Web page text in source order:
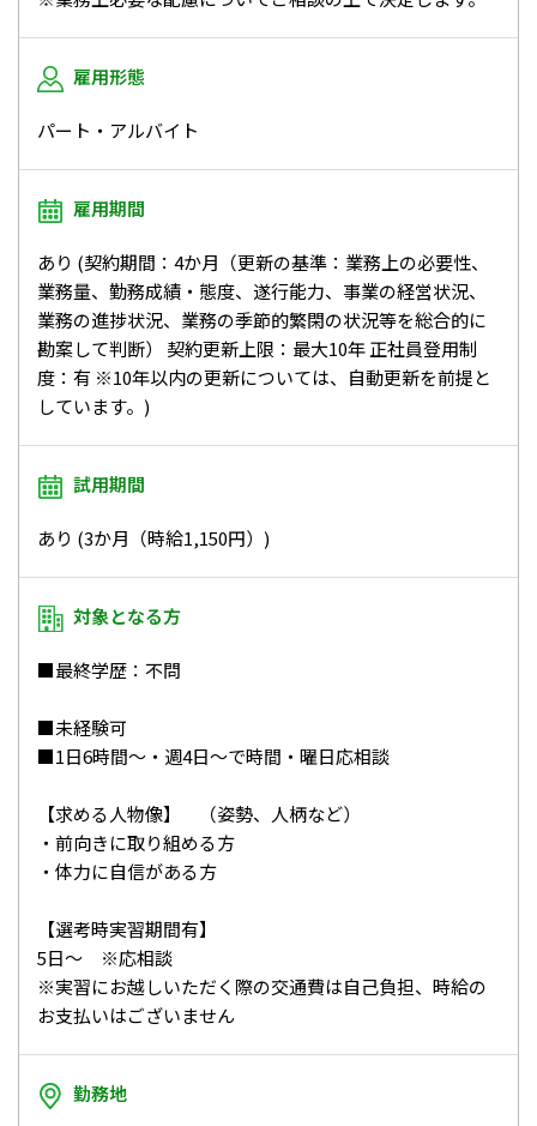
雇用形態
パート・アルバイト
雇用期間
あり (契約期間：4か月（更新の基準：業務上の必要性、
業務量、勤務成績・態度、遂行能力、事業の経営状況、
業務の進捗状況、業務の季節的繁閑の状況等を総合的に
勘案して判断） 契約更新上限：最大10年 正社員登用制
度：有 ※10年以内の更新については、自動更新を前提と
しています。)
試用期間
あり (3か月（時給1,150円）)
対象となる方
■最終学歴：不問
■未経験可
■1日6時間～・週4日～で時間・曜日応相談
【求める人物像】 （姿勢、人柄など）
・前向きに取り組める方
・体力に自信がある方
【選考時実習期間有】
5日～ ※応相談
※実習にお越しいただく際の交通費は自己負担、時給の
お支払いはございません
勤務地